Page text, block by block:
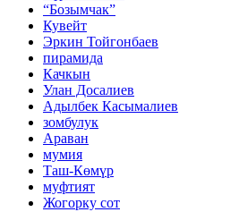
“Бозымчак”
Кувейт
Эркин Тойгонбаев
пирамида
Качкын
Улан Досалиев
Адылбек Касымалиев
зомбулук
Араван
мумия
Таш-Көмүр
муфтият
Жогорку сот